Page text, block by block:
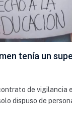
tenía un
de vigilancia
dispuso de